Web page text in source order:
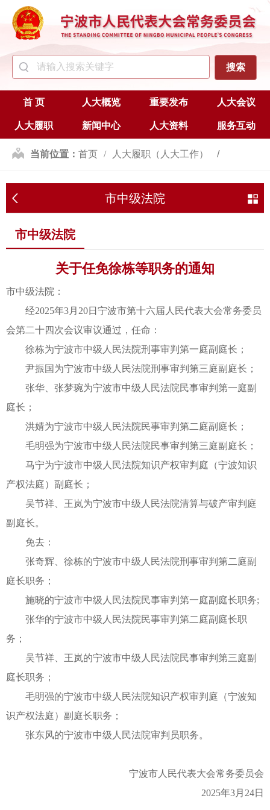
首 页 人大概览 重要发布 人大会议
人大履职 新闻中心 人大资料 服务互动
当前位置： 首页 人大履职（人大工作）
人事任免 市中级法院
市中级法院
市中级法院
关于任免徐栋等职务的通知
市中级法院：
经2025年3月20日宁波市第十六届人民代表大会常务委员
会第二十四次会议审议通过，任命：
徐栋为宁波市中级人民法院刑事审判第一庭副庭长；
尹振国为宁波市中级人民法院刑事审判第三庭副庭长；
张华、张梦琬为宁波市中级人民法院民事审判第一庭副
庭长；
洪婧为宁波市中级人民法院民事审判第二庭副庭长；
毛明强为宁波市中级人民法院民事审判第三庭副庭长；
马宁为宁波市中级人民法院知识产权审判庭（宁波知识
产权法庭）副庭长；
吴节祥、王岚为宁波市中级人民法院清算与破产审判庭
副庭长。
免去：
张奇辉、徐栋的宁波市中级人民法院刑事审判第二庭副
庭长职务；
施晓的宁波市中级人民法院民事审判第一庭副庭长职务;
张华的宁波市中级人民法院民事审判第二庭副庭长职
务；
吴节祥、王岚的宁波市中级人民法院民事审判第三庭副
庭长职务；
毛明强的宁波市中级人民法院知识产权审判庭（宁波知
识产权法庭）副庭长职务；
张东风的宁波市中级人民法院审判员职务。
宁波市人民代表大会常务委员会
2025年3月24日